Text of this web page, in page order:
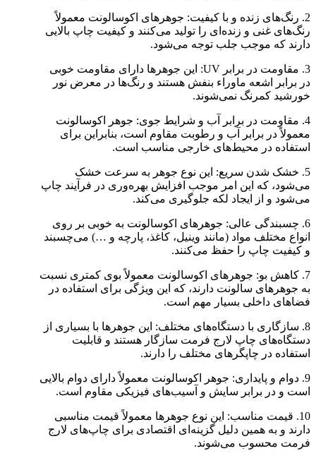
2. رنگ‌های زنده و با کیفیت: جوهرهای اکوسالونت معمولاً
رنگ‌های غنی و زنده‌ای را تولید می‌کنند و کیفیت چاپ بالایی
دارند که موجب جلب توجه می‌شود.
3. مقاومت در برابر UV: این جوهرها دارای مقاومت خوبی
در برابر اشعه ماوراء بنفش هستند و رنگ‌ها در معرض نور
خورشید کمرنگ نمی‌شوند.
4. مقاومت در برابر آب و شرایط جوی: جوهر اکوسالونت
معمولاً در برابر آب و رطوبت مقاوم است، بنابراین برای
استفاده در محیط‌های خارجی مناسب است.
5. خشک شدن سریع: این نوع جوهر به سرعت خشک
می‌شود، که این امر موجب افزایش بهره‌وری در فرآیند چاپ
می‌شود و از ایجاد لکه جلوگیری می‌کند.
6. چسبندگی عالی: جوهرهای اکوسالونت به خوبی بر روی
انواع مختلف مواد (مانند وینیل، کاغذ، پارچه و …) می‌چسبند
و کیفیت چاپ را حفظ می‌کنند.
7. کاهش بو: جوهرهای اکوسالونت معمولاً بوی کمتری نسبت
به جوهرهای سالونت دارند، که این ویژگی برای استفاده در
فضاهای داخلی بسیار مهم است.
8. سازگاری با دستگاه‌های مختلف: این جوهرها با بسیاری از
دستگاه‌های چاپ لارج فرمت سازگار هستند و قابلیت
استفاده در چاپگرهای مختلف را دارند.
9. دوام و پایداری: جوهر اکوسالونت معمولاً دارای دوام بالایی
است و در برابر سایش و آسیب‌های فیزیکی مقاوم است.
10. قیمت مناسب: این نوع جوهرها معمولاً قیمت مناسبی
دارند و به همین دلیل گزینه‌ای اقتصادی برای چاپ‌های لارج
فرمت محسوب می‌شوند.